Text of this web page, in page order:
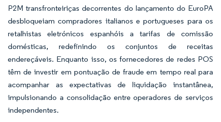
P2M transfronteiriças decorrentes do lançamento do EuroPA
desbloqueiam compradores italianos e portugueses para os
retalhistas eletrónicos espanhóis a tarifas de comissão
domésticas, redefinindo os conjuntos de receitas
endereçáveis. Enquanto isso, os fornecedores de redes POS
têm de investir em pontuação de fraude em tempo real para
acompanhar as expectativas de liquidação instantânea,
impulsionando a consolidação entre operadores de serviços
independentes.